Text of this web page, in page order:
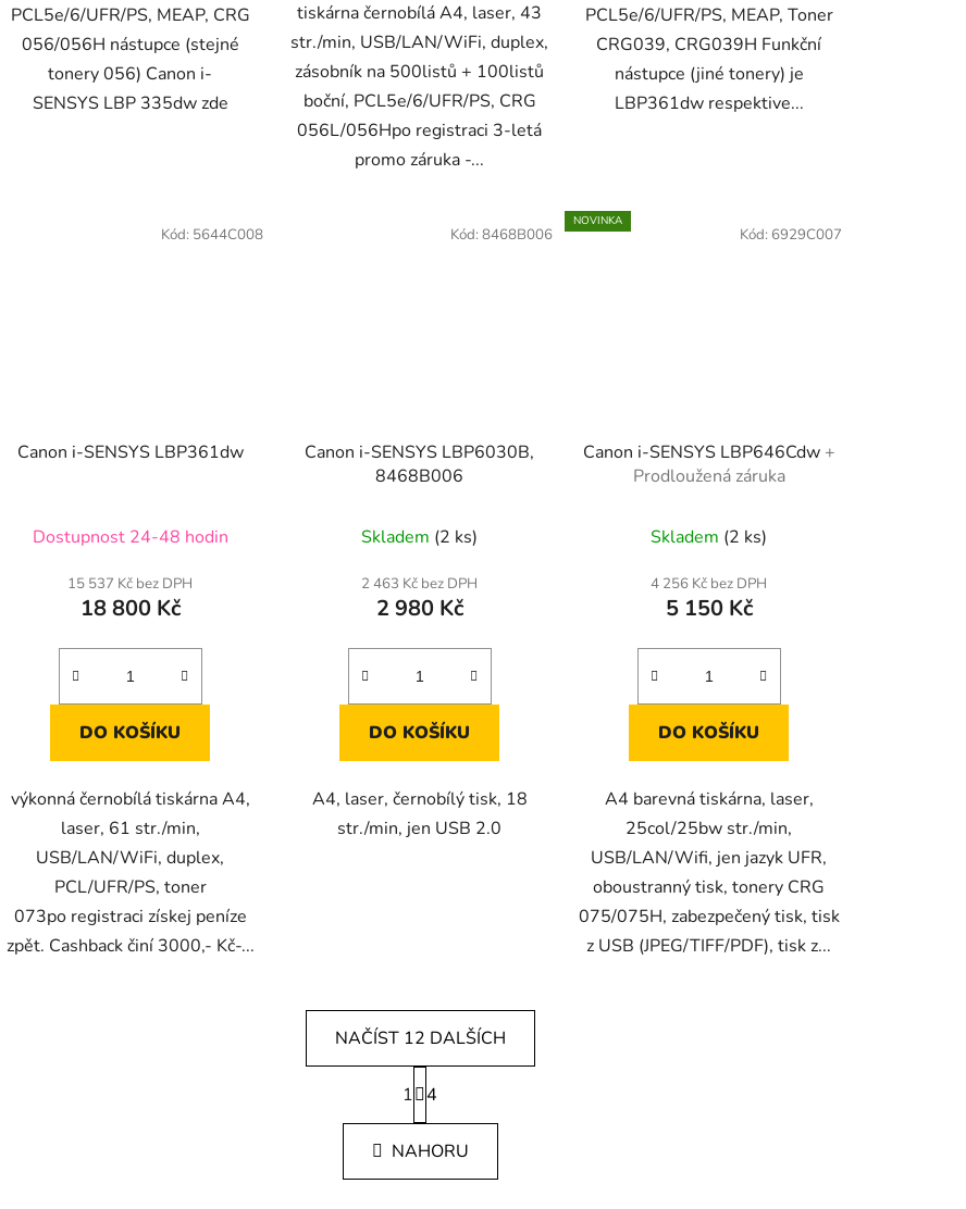
PCL5e/6/UFR/PS, MEAP, CRG
056/056H nástupce (stejné
tonery 056) Canon i-
SENSYS LBP 335dw zde
tiskárna černobílá A4, laser, 43
str./min, USB/LAN/WiFi, duplex,
zásobník na 500listů + 100listů
boční, PCL5e/6/UFR/PS, CRG
056L/056Hpo registraci 3-letá
promo záruka -...
PCL5e/6/UFR/PS, MEAP, Toner
CRG039, CRG039H Funkční
nástupce (jiné tonery) je
LBP361dw respektive...
Canon i-SENSYS LBP361dw
Dostupnost 24-48 hodin
15 537 Kč bez DPH
18 800 Kč
DO KOŠÍKU
výkonná černobílá tiskárna A4,
laser, 61 str./min,
USB/LAN/WiFi, duplex,
PCL/UFR/PS, toner
073po registraci získej peníze
zpět. Cashback činí 3000,- Kč-...
Kód: 5644C008
Canon i-SENSYS LBP6030B,
8468B006
Skladem (2 ks)
2 463 Kč bez DPH
2 980 Kč
DO KOŠÍKU
A4, laser, černobílý tisk, 18
str./min, jen USB 2.0
Kód: 8468B006
NOVINKA
Canon i-SENSYS LBP646Cdw +
Prodloužená záruka
Skladem (2 ks)
4 256 Kč bez DPH
5 150 Kč
DO KOŠÍKU
A4 barevná tiskárna, laser,
25col/25bw str./min,
USB/LAN/Wifi, jen jazyk UFR,
oboustranný tisk, tonery CRG
075/075H, zabezpečený tisk, tisk
z USB (JPEG/TIFF/PDF), tisk z...
Kód: 6929C007
O
v
l
á
NAČÍST 12 DALŠÍCH
S
t
r
n
k
1 4
NAHORU